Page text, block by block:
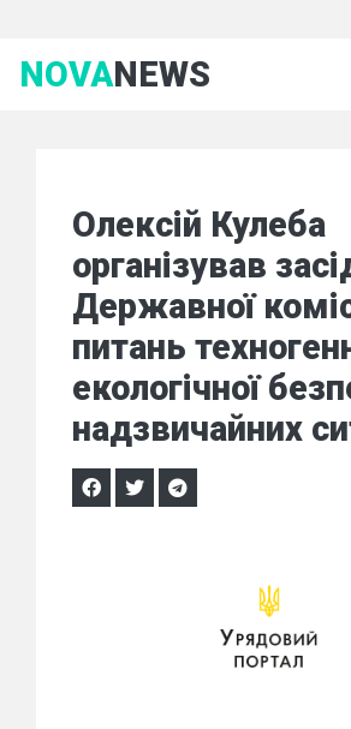
NOVANEWS
Олексій Кулеба
організував
Державної
питань
екологічної
надзвичайних